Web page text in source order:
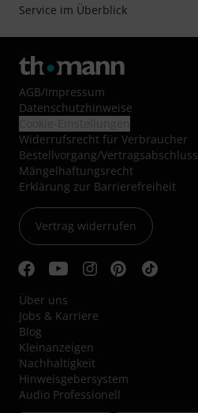
Service im Überblick
AGB/Impressum
Datenschutzhinweise
Widerrufsrecht für Verbraucher
Bestellvorgang/Vertragsabschluss
Mängelhaftungsrecht
Erklärung zur Barrierefreiheit
Vertrag widerrufen
Über uns
Jobs & Karriere
Blog
Kleinanzeigen
Nachhaltigkeit
Hinweisgebersystem
Audio Professionell